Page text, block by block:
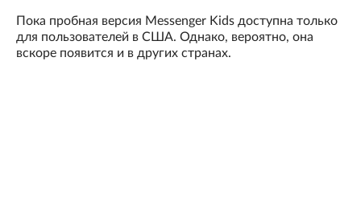
Пока пробная версия Messenger Kids доступна только
для пользователей в США. Однако, вероятно, она
вскоре появится и в других странах.